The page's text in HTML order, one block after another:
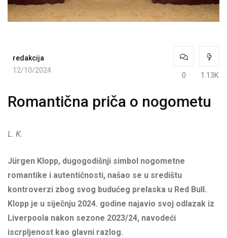
redakcija
12/10/2024
0 1.13K
Romantična priča o nogometu
L. K.
Jürgen Klopp, dugogodišnji simbol nogometne
romantike i autentičnosti, našao se u središtu
kontroverzi zbog svog budućeg prelaska u Red Bull.
Klopp je u siječnju 2024. godine najavio svoj odlazak iz
Liverpoola nakon sezone 2023/24, navodeći
iscrpljenost kao glavni razlog.